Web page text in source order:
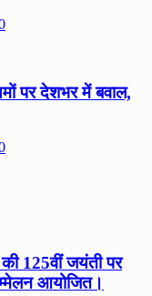
पर देशभर में बवाल,
की 125वीं जयंती पर
आयोजित।